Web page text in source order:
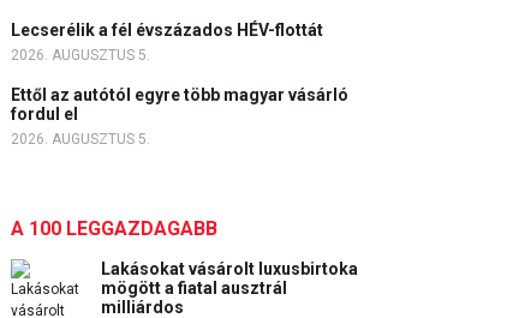
Lecserélik a fél évszázados HÉV-flottát
2026. AUGUSZTUS 5.
Ettől az autótól egyre több magyar vásárló
fordul el
2026. AUGUSZTUS 5.
A 100 LEGGAZDAGABB
Lakásokat vásárolt luxusbirtoka
mögött a fiatal ausztrál
milliárdos